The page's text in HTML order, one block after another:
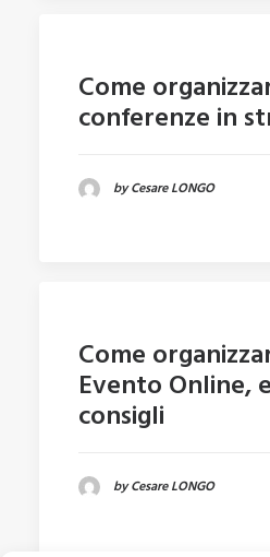
Come
conferenze in
by Cesare LONGO
Come
Evento Online,
consigli
by Cesare LONGO